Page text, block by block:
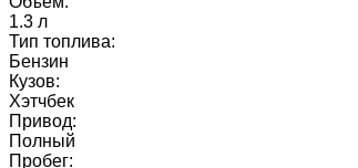
1.3 л
Тип топлива:
Бензин
Кузов:
Хэтчбек
Привод:
Полный
Пробег: